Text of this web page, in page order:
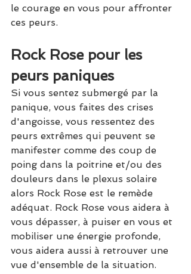
le courage en vous pour affronter
ces peurs.
Rock Rose pour les
peurs paniques
Si vous sentez submergé par la
panique, vous faites des crises
d'angoisse, vous ressentez des
peurs extrêmes qui peuvent se
manifester comme des coup de
poing dans la poitrine et/ou des
douleurs dans le plexus solaire
alors Rock Rose est le remède
adéquat. Rock Rose vous aidera à
vous dépasser, à puiser en vous et
mobiliser une énergie profonde,
vous aidera aussi à retrouver une
vue d'ensemble de la situation.